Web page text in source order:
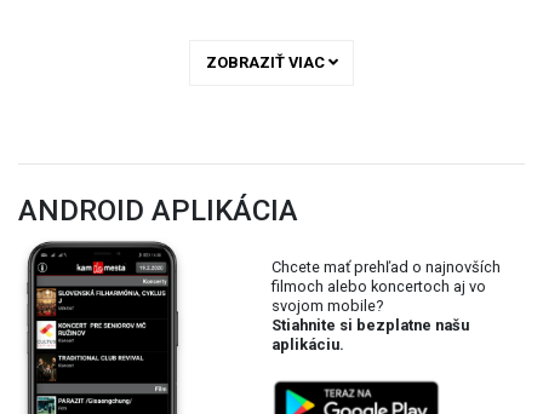
ZOBRAZIŤ VIAC
ANDROID APLIKÁCIA
Chcete mať prehľad o najnovších
filmoch alebo koncertoch aj vo
svojom mobile?
Stiahnite si bezplatne našu
aplikáciu.